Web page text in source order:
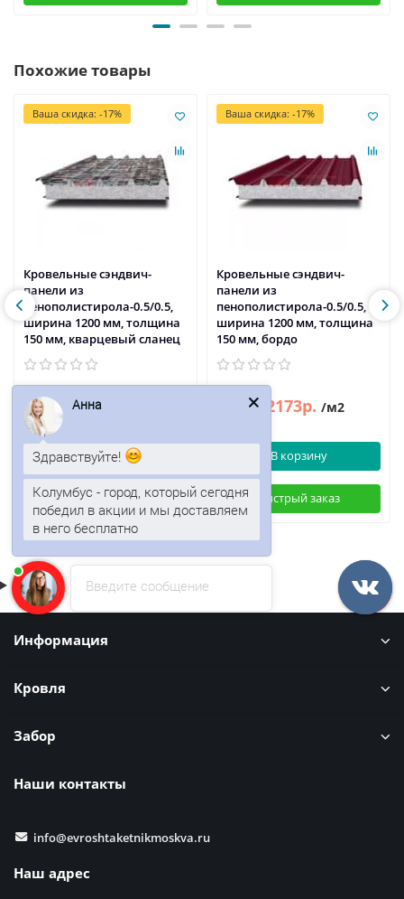
Похожие товары
Ваша скидка: -17%
Кровельные сэндвич-
панели из
пенополистирола-0.5/0.5,
ширина 1200 мм, толщина
150 мм, кварцевый сланец
2617р. 2173р.
В корзину
Быстрый заказ
Ваша скидка: -17%
Кровельные сэндвич-
панели из
пенополистирола-0.5/0.5,
ширина 1200 мм, толщина
150 мм, бордо
2617р. 2173р. /м2
В корзину
Быстрый заказ
Информация
Кровля
Забор
Наши контакты
info@evroshtaketnikmoskva.ru
Наш адрес
Введите сообщение
Анна
Здравствуйте!
Колумбус - город, который сегодня
победил в акции и мы доставляем
в него бесплатно